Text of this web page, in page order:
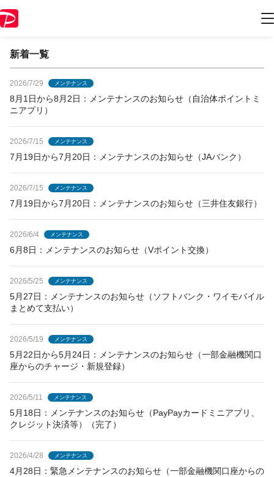
新着一覧
2026/7/29 メンテナンス
8月1日から8月2日：メンテナンスのお知らせ（自治体ポイントミ
ニアプリ）
2026/7/15 メンテナンス
7月19日から7月20日：メンテナンスのお知らせ（JAバンク）
2026/7/15 メンテナンス
7月19日から7月20日：メンテナンスのお知らせ（三井住友銀行）
2026/6/4 メンテナンス
6月8日：メンテナンスのお知らせ（Vポイント交換）
2026/5/25 メンテナンス
5月27日：メンテナンスのお知らせ（ソフトバンク・ワイモバイル
まとめて支払い）
2026/5/19 メンテナンス
5月22日から5月24日：メンテナンスのお知らせ（一部金融機関口
座からのチャージ・新規登録）
2026/5/11 メンテナンス
5月18日：メンテナンスのお知らせ（PayPayカードミニアプリ、
クレジット決済等）（完了）
2026/4/28 メンテナンス
4月28日：緊急メンテナンスのお知らせ（一部金融機関口座からの